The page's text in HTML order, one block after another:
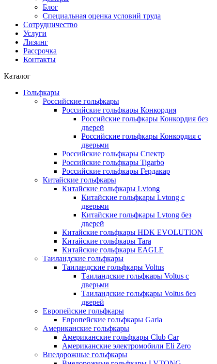
Блог
Специальная оценка условий труда
Сотрудничество
Услуги
Лизинг
Рассрочка
Контакты
Каталог
Гольфкары
Российские гольфкары
Российские гольфкары Конкордия
Российские гольфкары Конкордия без
дверей
Российские гольфкары Конкордия с
дверьми
Российские гольфкары Спектр
Российские гольфкары Tigarbo
Российские гольфкары Гердакар
Китайские гольфкары
Китайские гольфкары Lvtong
Китайские гольфкары Lvtong с
дверьми
Китайские гольфкары Lvtong без
дверей
Китайские гольфкары HDK EVOLUTION
Китайские гольфкары Tara
Китайские гольфкары EAGLE
Таиландские гольфкары
Таиландские гольфкары Voltus
Таиландские гольфкары Voltus с
дверьми
Таиландские гольфкары Voltus без
дверей
Европейские гольфкары
Европейские гольфкары Garia
Американские гольфкары
Американские гольфкары Club Car
Американские электромобили Eli Zero
Внедорожные гольфкары